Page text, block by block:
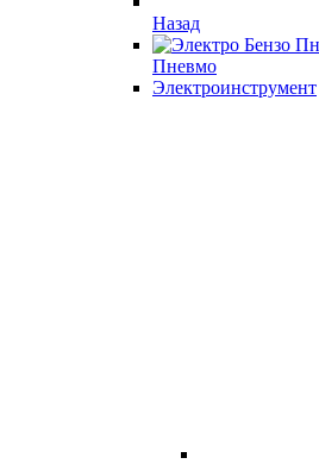
Назад
Пневмо
Электроинструмент